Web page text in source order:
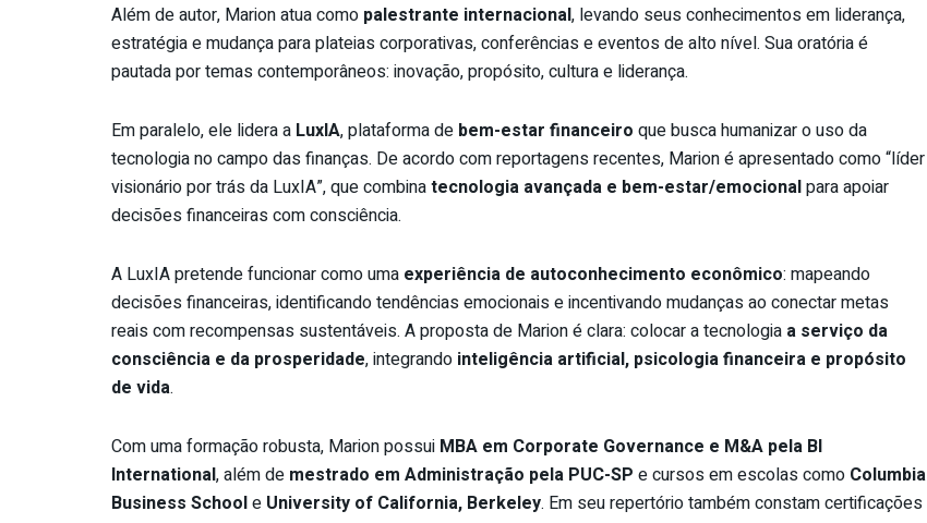
Além de autor, Marion atua como palestrante internacional, levando seus conhecimentos em liderança,
estratégia e mudança para plateias corporativas, conferências e eventos de alto nível. Sua oratória é
pautada por temas contemporâneos: inovação, propósito, cultura e liderança.
Em paralelo, ele lidera a LuxIA, plataforma de bem-estar financeiro que busca humanizar o uso da
tecnologia no campo das finanças. De acordo com reportagens recentes, Marion é apresentado como “líder
visionário por trás da LuxIA”, que combinatecnologia avançada e bem-estar/emocionalpara apoiar
decisões financeiras com consciência.
A LuxIA pretende funcionar como uma experiência de autoconhecimento econômico: mapeando
decisões financeiras, identificando tendências emocionais e incentivando mudanças ao conectar metas
reais com recompensas sustentáveis. A proposta de Marion é clara: colocar a tecnologia a serviço da
consciência e da prosperidade, integrando inteligência artificial, psicologia financeira e propósito
de vida.
Com uma formação robusta, Marion possui MBA em Corporate Governance e M&A pela BI
International, além de mestrado em Administração pela PUC-SP e cursos em escolas como Columbia
Business Schoole University of California, Berkeley. Em seu repertório também constam certificações